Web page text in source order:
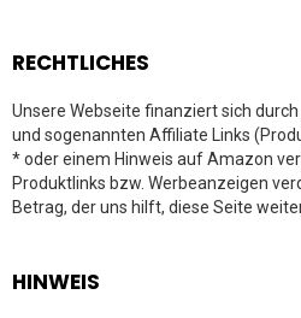
RECHTLICHES
Unsere Webseite finanziert sich
und sogenannten Affiliate Links
* oder einem Hinweis auf Amazon
Produktlinks bzw. Werbeanzeigen
Betrag, der uns hilft, diese Seite
HINWEIS